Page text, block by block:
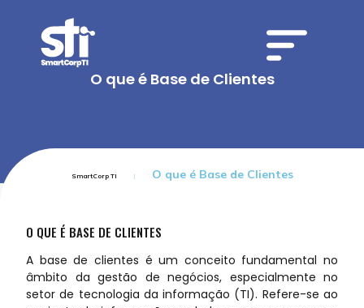
O que é Base de Clientes
SmartCorp TI O que é Base de Clientes
O QUE É BASE DE CLIENTES
A base de clientes é um conceito fundamental no
âmbito da gestão de negócios, especialmente no
setor de tecnologia da informação (TI). Refere-se ao